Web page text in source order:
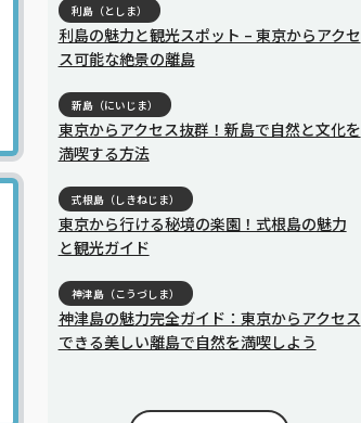
利島（としま）
利島の魅力と観光スポット – 東京からアクセ
ス可能な絶景の離島
新島（にいじま）
東京からアクセス抜群！新島で自然と文化を
満喫する方法
式根島（しきねじま）
東京から行ける秘境の楽園！式根島の魅力
と観光ガイド
神津島（こうづしま）
神津島の魅力完全ガイド：東京からアクセス
できる美しい離島で自然を満喫しよう